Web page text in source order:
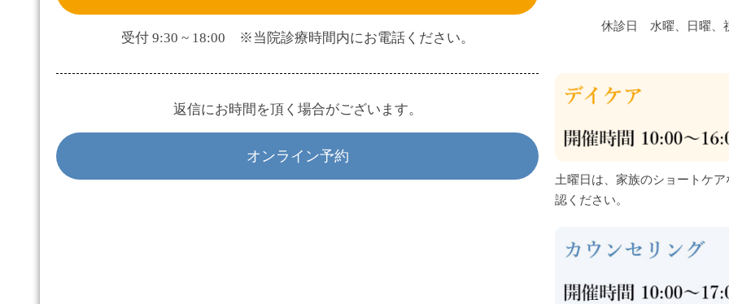
受付 9:30 ~ 18:00 ※当院診療時間内にお電話ください。
返信にお時間を頂く場合がございます。
オンライン予約
休診日 水曜、日曜、
土曜日は、家族のショートケ
認ください。